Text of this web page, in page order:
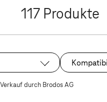
117 Produkte
durch Brodos AG